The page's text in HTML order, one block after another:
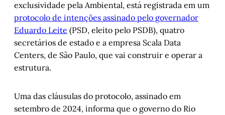
exclusividade pela Ambiental, está registrada em um
protocolo de intenções assinado pelo governador
Eduardo Leite (PSD, eleito pelo PSDB), quatro
secretários de estado e a empresa Scala Data
Centers, de São Paulo, que vai construir e operar a
estrutura.
Uma das cláusulas do protocolo, assinado em
setembro de 2024, informa que o governo do Rio